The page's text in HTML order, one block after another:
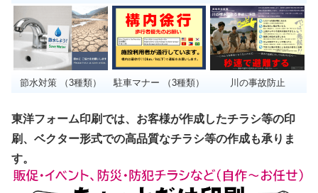
節水対策 （3種類） 駐車マナー （3種類） 川の事故防止
東洋フォーム印刷では、お客様が作成したチラシ等の印
刷、ベクター形式での高品質なチラシ等の作成も承りま
す。